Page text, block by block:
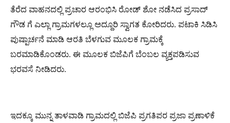
ತೆರೆದ ವಾಹನದಲ್ಲಿ ಪ್ರಚಾರ ಆರಂಭಿಸಿ ರೋಡ್ ಶೋ ನಡೆಸಿದ ಪ್ರಸಾದ್
ಗೌಡ ಗೆ ಎಲ್ಲಾ ಗ್ರಾಮಗಳಲ್ಲೂ ಅದ್ದೂರಿ ಸ್ವಾಗತ ಕೋರಿದರು. ಪಟಾಕಿ ಸಿಡಿಸಿ
ಪುಷ್ಪಾರ್ಚನೆ ಮಾಡಿ ಆರತಿ ಬೆಳಗುವ ಮೂಲಕ ಗ್ರಾಮಕ್ಕೆ
ಬರಮಾಡಿಕೊಂಡರು. ಈ ಮೂಲಕ ಬಿಜೆಪಿಗೆ ಬೆಂಬಲ ವ್ಯಕ್ತಪಡಿಸುವ
ಭರವಸೆ ನೀಡಿದರು.
ಇದಕ್ಕೂ ಮುನ್ನ ತಾಳವಾಡಿ ಗ್ರಾಮದಲ್ಲಿ ಬಿಜೆಪಿ ಪ್ರಗತಿಪರ ಪ್ರಜಾ ಪ್ರಣಾಳಿಕೆ